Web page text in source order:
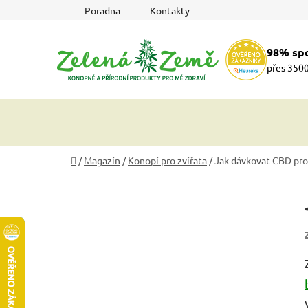
Poradna Kontakty
98%
přes
Domů
/ Magazín / Konopí pro zvířata /Jak dávkovat CBD